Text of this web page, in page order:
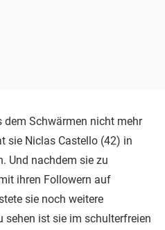
Schwärmen nicht mehr
sie Niclas Castello (42) in
Und nachdem sie zu
ihren Followern auf
sie noch weitere
sehen ist sie im schulterfreien